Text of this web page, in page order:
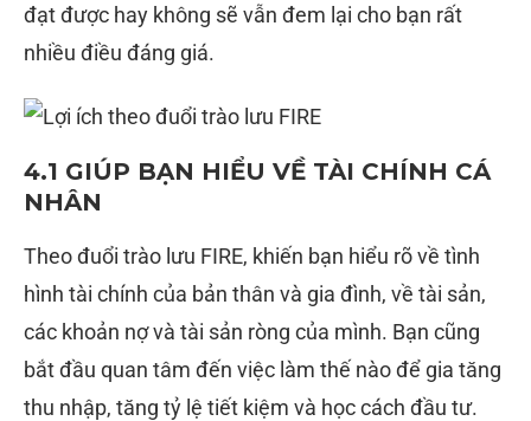
đạt được hay không sẽ vẫn đem lại cho bạn rất
nhiều điều đáng giá.
4.1 GIÚP BẠN HIỂU VỀ TÀI CHÍNH CÁ
NHÂN
Theo đuổi trào lưu FIRE, khiến bạn hiểu rõ về tình
hình tài chính của bản thân và gia đình, về tài sản,
các khoản nợ và tài sản ròng của mình. Bạn cũng
bắt đầu quan tâm đến việc làm thế nào để gia tăng
thu nhập, tăng tỷ lệ tiết kiệm và học cách đầu tư.